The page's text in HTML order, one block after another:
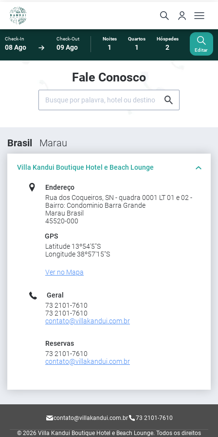
Check-In
08 Ago
Check-Out
09 Ago
Noites
1
Quartos
1
Hóspedes
2 Editar
Fale Conosco
Brasil Marau
Villa Kandui Boutique Hotel e Beach Lounge
Endereço
Rua dos Coqueiros, SN - quadra 0001 LT 01 e 02 -
Bairro: Condominio Barra Grande
Marau Brasil
45520-000
GPS
Latitude 13º54'5"S
Longitude 38º57'15"S
Ver no Mapa
Geral
73 2101-7610
73 2101-7610
contato@villakandui.com.br
Reservas
73 2101-7610
contato@villakandui.com.br
contato@villakandui.com.br 73 2101-7610
© 2026 Villa Kandui Boutique Hotel e Beach Lounge. Todos os direitos